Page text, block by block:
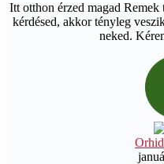
Itt otthon érzed magad Remek
kérdésed, akkor tényleg
neked.